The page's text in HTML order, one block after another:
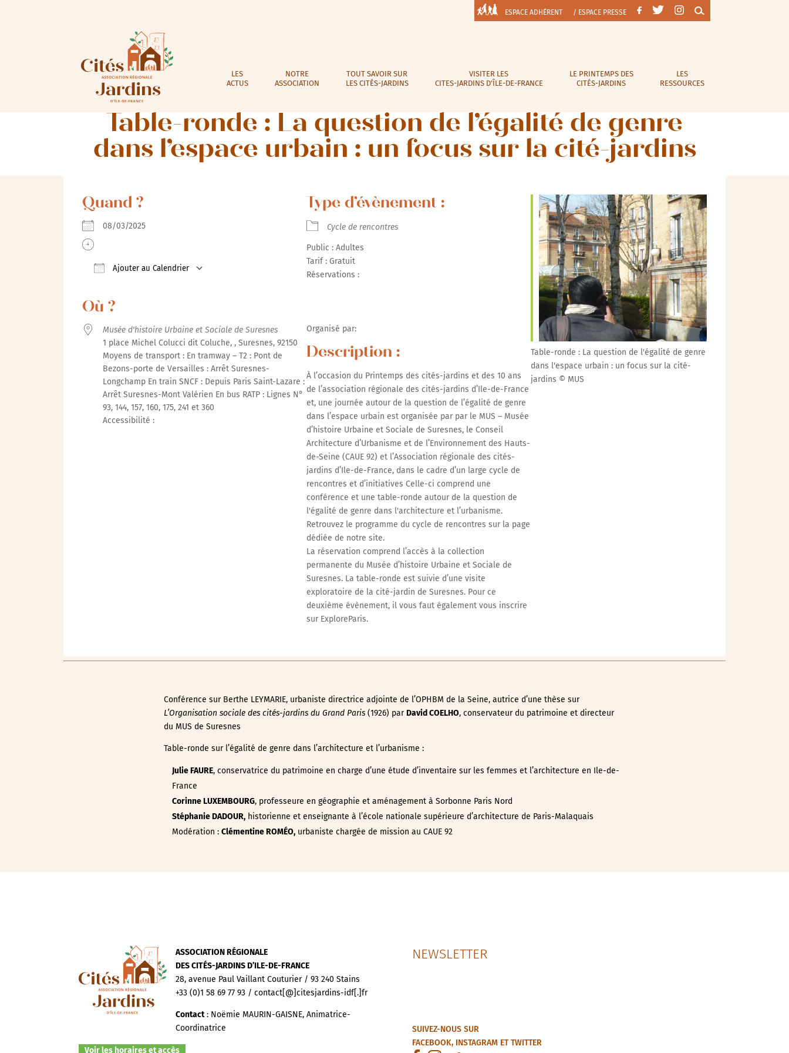
ESPACE ADHÉRENT / ESPACE PRESSE
LES
ACTUS
NOTRE
ASSOCIATION
TOUT SAVOIR SUR
LES CITÉS-JARDINS
VISITER LES
CITES-JARDINS D’ÎLE-DE-FRANCE
LE PRINTEMPS DES
CITÉS-JARDINS
LES
RESSOURCES
Table-ronde : La question de l’égalité de genre
dans l’espace urbain : un focus sur la cité-jardins
Table-ronde : La question de l'égalité de genre
dans l'espace urbain : un focus sur la cité-
jardins © MUS
Quand ?
08/03/2025
Ajouter au Calendrier
Outlook Live
Où ?
Musée d'histoire Urbaine et Sociale de Suresnes
1 place Michel Colucci dit Coluche, , Suresnes, 92150
Moyens de transport : En tramway – T2 : Pont de
Bezons-porte de Versailles : Arrêt Suresnes-
Longchamp En train SNCF : Depuis Paris Saint-Lazare :
Arrêt Suresnes-Mont Valérien En bus RATP : Lignes N°
93, 144, 157, 160, 175, 241 et 360
Accessibilité :
Type d’évènement :
Cycle de rencontres
Public : Adultes
Tarif : Gratuit
Réservations :
Organisé par:
Description :
À l’occasion du Printemps des cités-jardins et des 10 ans
de l’association régionale des cités-jardins d’Ile-de-France
et, une journée autour de la question de l’égalité de genre
dans l’espace urbain est organisée par par le MUS – Musée
d’histoire Urbaine et Sociale de Suresnes, le Conseil
Architecture d’Urbanisme et de l’Environnement des Hauts-
de-Seine (CAUE 92) et l’Association régionale des cités-
jardins d’Ile-de-France, dans le cadre d’un large cycle de
rencontres et d’initiatives Celle-ci comprend une
conférence et une table-ronde autour de la question de
l'égalité de genre dans l'architecture et l’urbanisme.
Retrouvez le programme du cycle de rencontres sur la page
dédiée de notre site.
La réservation comprend l’accès à la collection
permanente du Musée d’histoire Urbaine et Sociale de
Suresnes. La table-ronde est suivie d’une visite
exploratoire de la cité-jardin de Suresnes. Pour ce
deuxième évènement, il vous faut également vous inscrire
sur ExploreParis.
Conférence sur Berthe LEYMARIE, urbaniste directrice adjointe de l’OPHBM de la Seine, autrice d’une thèse sur
L’Organisation sociale des cités-jardins du Grand Paris (1926) parDavid COELHO, conservateur du patrimoine et directeur
du MUS de Suresnes
Table-ronde sur l’égalité de genre dans l’architecture et l’urbanisme :
Julie FAURE, conservatrice du patrimoine en charge d’une étude d’inventaire sur les femmes et l’architecture en Ile-de-
France
Corinne LUXEMBOURG, professeure en géographie et aménagement à Sorbonne Paris Nord
Stéphanie DADOUR, historienne et enseignante à l’école nationale supérieure d’architecture de Paris-Malaquais
Modération : Clémentine ROMÉO, urbaniste chargée de mission au CAUE 92
ASSOCIATION RÉGIONALE
DES CITÉS-JARDINS D’ILE-DE-FRANCE
28, avenue Paul Vaillant Couturier / 93 240 Stains
+33 (0)1 58 69 77 93 / contact[@]citesjardins-idf[.]fr
Contact: Noëmie MAURIN-GAISNE, Animatrice-
Coordinatrice
Voir les horaires et accès
NEWSLETTER
SUIVEZ-NOUS SUR
FACEBOOK, INSTAGRAMETTWITTER